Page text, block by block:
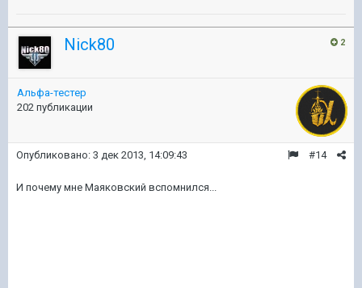
2
Nick80
Альфа-тестер
202 публикации
#14
Опубликовано: 3 дек 2013, 14:09:43
И почему мне Маяковский вспомнился...